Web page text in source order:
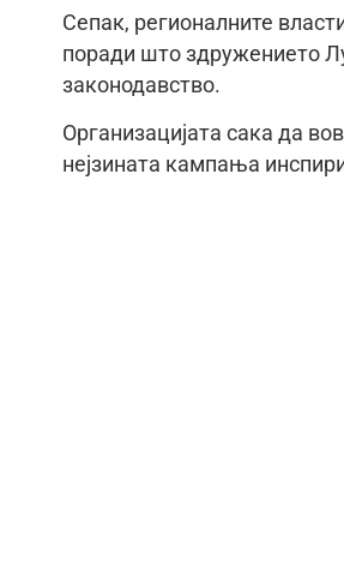
Сепак, регионалните
поради што здружението
законодавство.
Организацијата сака да
нејзината кампања